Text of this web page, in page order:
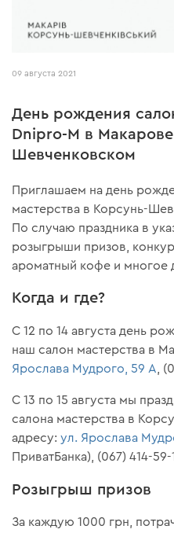
09 августа 2021
День рождения
Dnipro-M в
Шевченковском
Приглашаем на день
мастерства в Корсунь-
По случаю праздника в
розыгрыши призов,
ароматный кофе и многое
Когда и где?
С 12 по 14 августа день
наш салон мастерства в
Ярослава Мудрого, 59 А ,
С 13 по 15 августа мы
салона мастерства в
адресу:ул. Ярослава
ПриватБанка), (067) 414-59-
Розыгрыш призов
За каждую 1000 грн,